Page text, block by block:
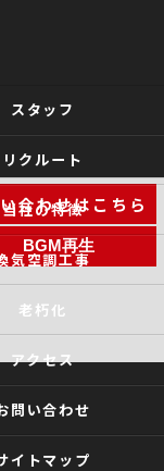
合わせはこちら
BGM再生
スタッフ
リクルート
当社の特徴
気空調工事
老朽化
アクセス
問い合わせ
イトマップ